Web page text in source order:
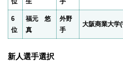
6
位
福元 悠
真
外野
手
大阪商業大学
新人選手選択